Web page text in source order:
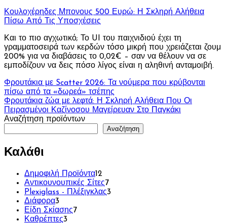
Κουλοχέρηδες Μπονους 500 Ευρώ: Η Σκληρή Αλήθεια
Πίσω Από Τις Υποσχέσεις
Και το πιο αγχωτικό; Το UI του παιχνιδιού έχει τη
γραμματοσειρά των κερδών τόσο μικρή που χρειάζεται ζουμ
200% για να διαβάσεις το 0,02€ – σαν να θέλουν να σε
εμποδίζουν να δεις πόσο λίγος είναι η αληθινή ανταμοιβή.
Πλοήγηση
άρθρων
Φρουτάκια με Scatter 2026: Τα νούμερα που κρύβονται
πίσω από τα «δωρεά» τσέπης
Φρουτάκια ζώα με λεφτά: Η Σκληρή Αλήθεια Που Οι
Πειρασμένοι Καζίνοσου Μαγείρευαν Στο Παγκάκι
Αναζήτηση προϊόντων
Αναζήτηση
Καλάθι
Δημοφιλή Προϊόντα12
προϊόντα
Αντικουνουπικές Σίτες77
προϊόντα
Plexiglass - Πλέξιγκλας33
Διάφορα33
προϊόντα
Είδη Σκίασης77
Καθρέπτες33